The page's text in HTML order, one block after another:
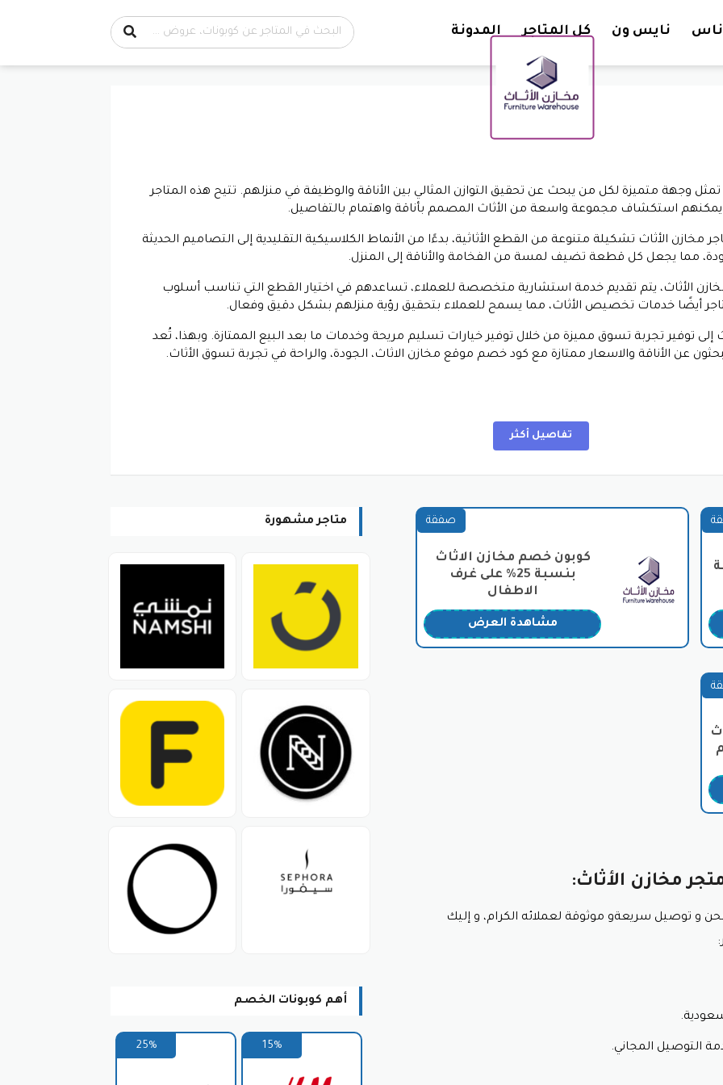
نايس ون كل المتاجر المدونة
وجهة متميزة لكل من يبحث عن تحقيق التوازن المثالي بين الأناقة والوظيفة في منزلهم. تتيح هذه المتاجر
استكشاف مجموعة واسعة من الأثاث المصمم بأناقة واهتمام بالتفاصيل.
مخازن الأثاث تشكيلة متنوعة من القطع الأثاثية، بدءًا من الأنماط الكلاسيكية التقليدية إلى التصاميم الحديثة
مما يجعل كل قطعة تضيف لمسة من الفخامة والأناقة إلى المنزل.
الأثاث، يتم تقديم خدمة استشارية متخصصة للعملاء، تساعدهم في اختيار القطع التي تناسب أسلوب
أيضًا خدمات تخصيص الأثاث، مما يسمح للعملاء بتحقيق رؤية منزلهم بشكل دقيق وفعال.
إلى توفير تجربة تسوق مميزة من خلال توفير خيارات تسليم مريحة وخدمات ما بعد البيع الممتازة. وبهذا، تُعد
عن الأناقة والاسعار ممتازة مع كود خصم موقع مخازن الاثاث، الجودة، والراحة في تجربة تسوق الأثاث.
منزلك بكل ما يلزم من أثاث عصري وأنيق، حيث يضمّ تشكيلة واسعة من الأقسام تلبي جميع احتياجاتك، ونذكر
وطاولات زينة وخزائن ملابس بتصاميم عصرية وفخمة تناسب مختلف الأذواق وكلها بخصومات
وتصاميمها المرحة التي تناسب أعمار الأطفال واحتياجاتهم، مع مراعاة معايير السلامة والجودة ويتم توفير الغرف
ضيافة، وتتوفر بتصاميم بسيطة وعملية تناسب المساحات الصغيرة.
موقع مخازن الاثاث
جميع الأعمار، مع إمكانية إضافة أدراج سفلية لتوفير مساحة تخزين إضافية ويتم طرح الاسرة بسعر مغري
لخلق بيئة تعليمية مُريحة ومحفزة، مع مراعاة وضعية الجلوس الصحيحة.
ملابس وألعاب الأطفال بترتيب وأناقة بالاضافة إلى الاسعار التنافسية مع كوبون خصم مخازن الاثاث.
مساحة المكتب واحتياجاتك، مع إمكانية إضافة أرفف أو أدراج لتوفير مساحة تخزين إضافية.
بطريقة منظمة وسهلة الوصول وتتوفر الرفوف بسعر بسيط عند وضع كود خصم مخازن الاثاث.
قهوة وأجهزة تلفاز بتصاميم عصرية تناسب مختلف المساحات.
مثل اللوحات والتحف والزهور.
خصم مخازن الاثاث
تفاصيل أكثر
صفقة
كوبون خصم مخازن الاثاث
بنسبة 25% على غرف
الاطفال
مشاهدة العرض
مخازن الأثاث:
و توصيل سريعةو موثوقة لعملائه الكرام، و إليك
التوصيل المجاني.
متاجر مشهورة
أهم كوبونات الخصم
15%
25%